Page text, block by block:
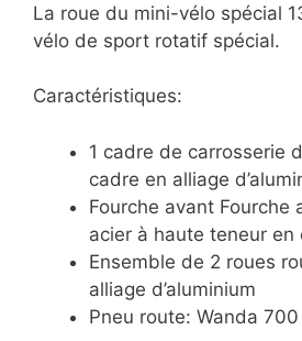
La roue du mini-vélo spécial
vélo de sport rotatif spécial.
Caractéristiques:
1 cadre de carrosserie
cadre en alliage
Fourche avant Fourche
acier à haute teneur en
Ensemble de 2 roues
alliage d’aluminium
Pneu route: Wanda